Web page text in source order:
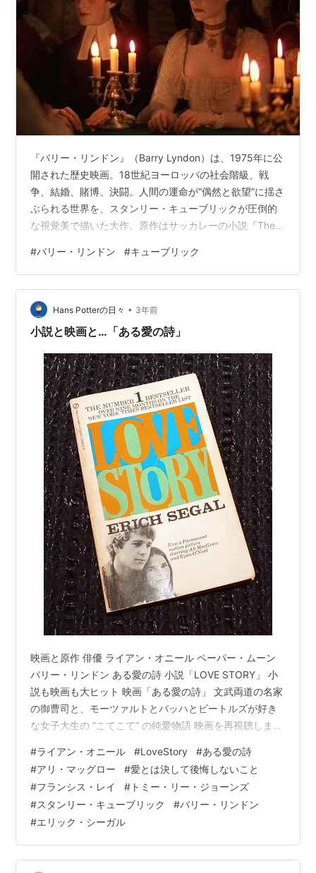
『バリー・リンドン』（Barry Lyndon）は、1975年に公
開された歴史映画。18世紀ヨーロッパの社会階級、戦
争、結婚、賭博、決闘。人間の運命が“偶然と欲望”に揺さ
ぶられる世界を、スタンリー・キューブリックが圧倒的
な視覚美で描いた大作。原作はサッカレーの小説『The
脚本・製作：スタンリー・キューブリック 原作：ウィリ
アム・メイクピース・サッカレー 製作総指揮：ヤン・ハ
ーラン 音楽：レナード・ローゼンマン（ハンデル、シュ
ーベルトなどの既存曲を編曲） 撮影：ジョン・オルコッ
ト 編集：トニー・ローソン 配給：ワーナー…
#バリー・リンドン #キューブリック
Hans Potterの日々 • 3年前
小説と映画と…「ある愛の詩」
映画と原作 俳優 ライアン・オニール ペーパー・ムーン
バリー・リンドン ある愛の詩 小説「LOVE STORY」 小
説も映画も大ヒット 映画「ある愛の詩」 文武両道の名家
の御曹司と、モーツァルトとバッハとビートルズが好き
な女子大生の ”こてこて” の純愛物語 映画を再視聴しまし
悲しみのループ フランシス・レイ 雪のある風景 トミ
ー・リー・ジョーンズ ペーパーバックの思い出 初代ウォ
ークマンとＦＥＮとニューズウィーク 映画と原作 前回か
ら、映画と手許にある小説（原作）について綴っていま
す。 前回は山田太一さんの「異人たちとの夏」が主役で
し…
#ライアン・オニール #LoveStory #ある愛の詩
#アリ・マッグロー #愛とは決して後悔しないこと
#フランシス・レイ # トミー・リー・ジョーンズ
#スタンリー・キューブリック #バリー・リンドン
#エリック・シーガル